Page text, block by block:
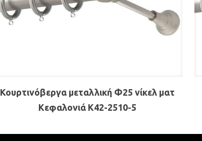
Κουρτινόβεργα μεταλλική Φ25 νίκελ ματ
Κεφαλονιά Κ42-2510-5